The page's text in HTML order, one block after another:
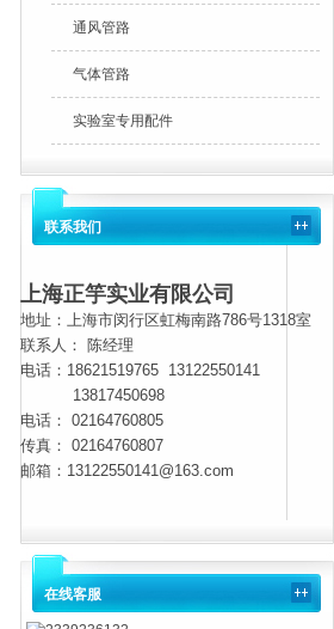
通风管路
气体管路
实验室专用配件
联系我们
上海正竽实业有限公司
地址：上海市闵行区虹梅南路786号1318室
联系人： 陈经理
电话： 18621519765 13122550141
13817450698
电话： 02164760805
传真： 02164760807
邮箱：13122550141@163.com
在线客服